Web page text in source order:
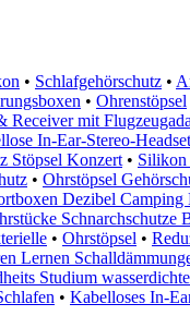
• Schlafgehörschutz •
• Ohrenstöpsel
Receiver mit
In-Ear-Stereo-
Stöpsel Konzert • Silikon
• Ohrstöpsel
Dezibel Camping
Schnarchschutze
• Ohrstöpsel •
Lernen
Studium
• Kabelloses In-